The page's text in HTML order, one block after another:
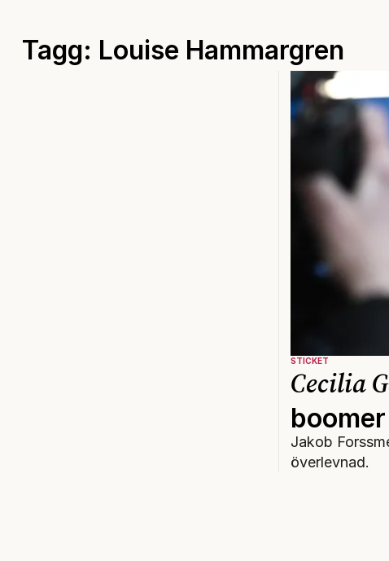
Tagg: Louise Hammargren
STICKET
Cecilia
boomer
Jakob
överlevnad.